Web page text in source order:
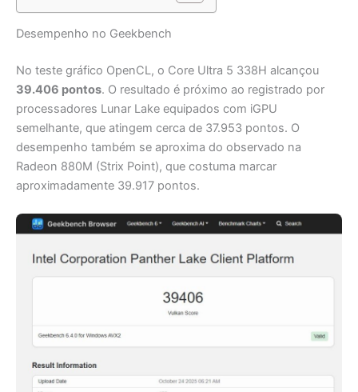
Desempenho no Geekbench
No teste gráfico OpenCL, o Core Ultra 5 338H alcançou
39.406 pontos. O resultado é próximo ao registrado por
processadores Lunar Lake equipados com iGPU
semelhante, que atingem cerca de 37.953 pontos. O
desempenho também se aproxima do observado na
Radeon 880M (Strix Point), que costuma marcar
aproximadamente 39.917 pontos.